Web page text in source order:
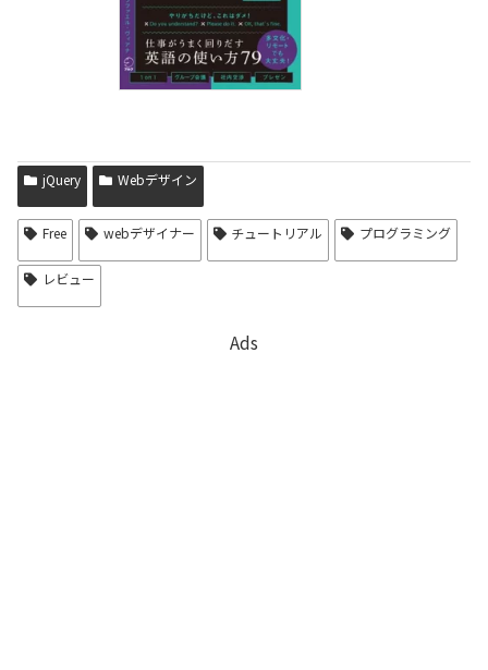
jQuery Webデザイン
Free webデザイナー チュートリアル プログラミング
レビュー
Ads